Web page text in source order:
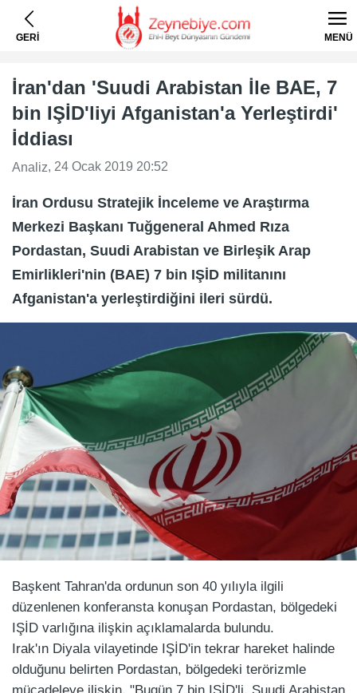
GERİ MENÜ
İran'dan 'Suudi Arabistan İle BAE, 7
bin IŞİD'liyi Afganistan'a Yerleştirdi'
İddiası
Analiz, 24 Ocak 2019 20:52
İran Ordusu Stratejik İnceleme ve Araştırma
Merkezi Başkanı Tuğgeneral Ahmed Rıza
Pordastan, Suudi Arabistan ve Birleşik Arap
Emirlikleri'nin (BAE) 7 bin IŞİD militanını
Afganistan'a yerleştirdiğini ileri sürdü.
Başkent Tahran'da ordunun son 40 yılıyla ilgili
düzenlenen konferansta konuşan Pordastan, bölgedeki
IŞİD varlığına ilişkin açıklamalarda bulundu.
Irak'ın Diyala vilayetinde IŞİD'in tekrar hareket halinde
olduğunu belirten Pordastan, bölgedeki terörizmle